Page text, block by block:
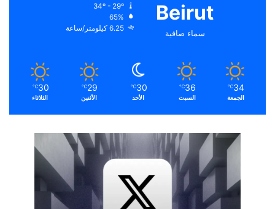
Beirut
سماء صافية
65%
6.25 كيلومتر/ساعة
34
℃
الجمعة
36
℃
السبت
30
℃
الأحد
29
℃
الأثنين
30
℃
الثلاثاء